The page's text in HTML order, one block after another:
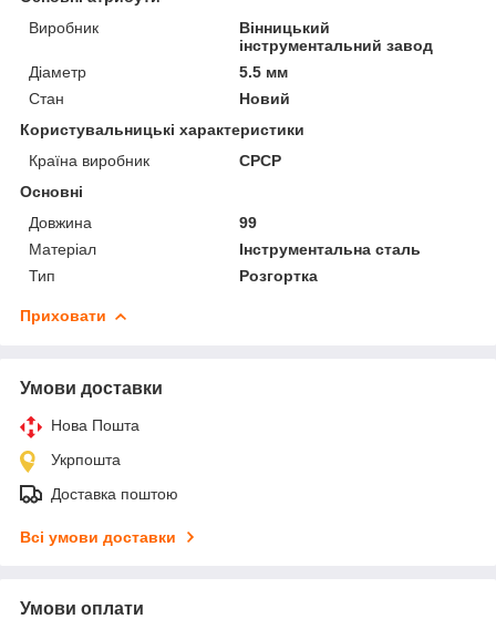
Виробник
Вінницький
інструментальний завод
Діаметр
5.5 мм
Стан
Новий
Користувальницькі характеристики
Країна виробник
СРСР
Основні
Довжина
99
Матеріал
Інструментальна сталь
Тип
Розгортка
Приховати
Умови доставки
Нова Пошта
Укрпошта
Доставка поштою
Всі умови доставки
Умови оплати